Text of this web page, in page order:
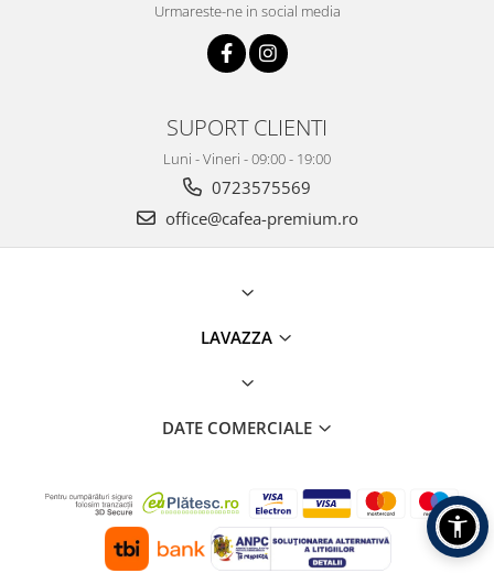
Urmareste-ne in social media
SUPORT CLIENTI
Luni - Vineri - 09:00 - 19:00
0723575569
office@cafea-premium.ro
LAVAZZA
DATE COMERCIALE